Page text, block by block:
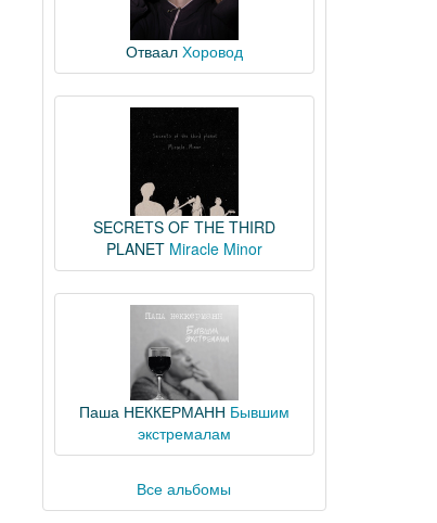
Отваал Хоровод
SECRETS OF THE THIRD
PLANET Miracle Minor
Паша НЕККЕРМАНН Бывшим
экстремалам
Все альбомы